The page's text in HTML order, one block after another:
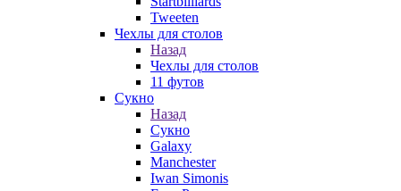
Tweeten
Чехлы для столов
Назад
Чехлы для столов
11 футов
Сукно
Назад
Сукно
Galaxy
Manchester
Iwan Simonis